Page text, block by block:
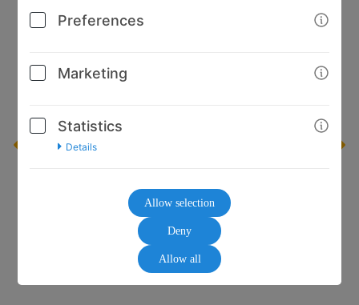
Preferences
Marketing
Statistics
Details
Allow selection
Deny
Allow all